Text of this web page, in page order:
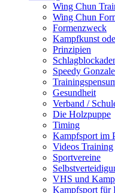
Wing Chun
Wing Chun
Formenzweck
Kampfkunst
Prinzipien
Speedy
Gesundheit
Verband /
Die Holzpuppe
Timing
Kampfsport im
Videos Training
Sportvereine
VHS und
Kampfsport für